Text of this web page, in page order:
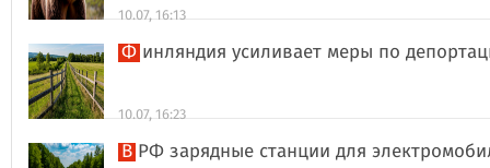
10.07, 16:13
Финляндия усиливает меры по
10.07, 16:23
В РФ зарядные станции для